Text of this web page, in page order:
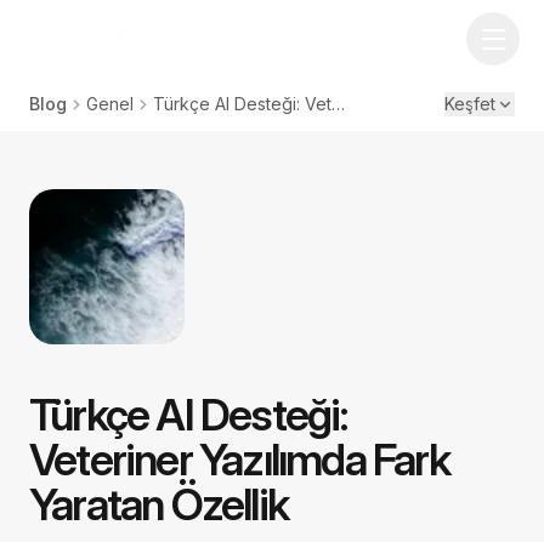
Blog Genel Türkçe AI Desteği: Veteriner Yazılımda Fark Yaratan Özellik Keşfet
Türkçe AI Desteği:
Veteriner Yazılımda Fark
Yaratan Özellik